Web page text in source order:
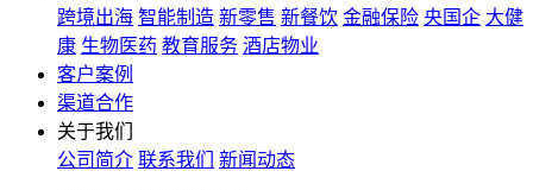
跨境出海 智能制造 新零售 新餐饮 金融保险 央国企 大健
康 生物医药 教育服务 酒店物业
客户案例
渠道合作
关于我们
公司简介 联系我们 新闻动态